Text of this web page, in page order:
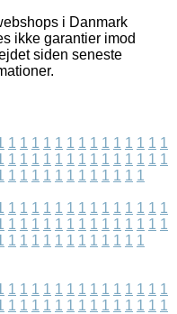
i Danmark
ikke garantier imod
siden seneste
1 1 1 1 1 1 1 1 1 1 1 1 1 1
1 1 1 1 1 1 1 1 1 1 1 1 1 1
1 1 1 1 1 1 1 1 1 1 1 1
1 1 1 1 1 1 1 1 1 1 1 1 1 1
1 1 1 1 1 1 1 1 1 1 1 1 1 1
1 1 1 1 1 1 1 1 1 1 1 1
1 1 1 1 1 1 1 1 1 1 1 1 1 1
1 1 1 1 1 1 1 1 1 1 1 1 1 1